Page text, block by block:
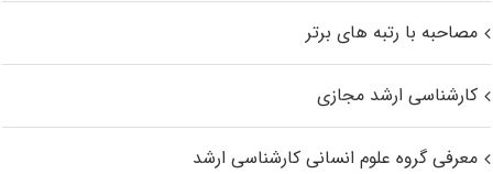
مصاحبه با رتبه های برتر
کارشناسی ارشد مجازی
معرفی گروه علوم انسانی کارشناسی ارشد